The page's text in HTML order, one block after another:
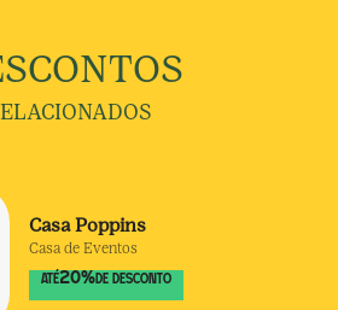
Casa Poppins
Casa de Eventos
ATÉ20% DE DESCONTO